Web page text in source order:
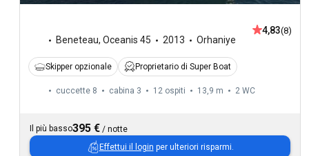
Beneteau, Oceanis 45 2013 Orhaniye
4,83(8)
Skipper opzionale Proprietario di Super Boat
cuccette 8 cabina 3 12 ospiti 13,9 m 2 WC
Il più basso395 € / notte
Effettui il login per ulteriori risparmi.